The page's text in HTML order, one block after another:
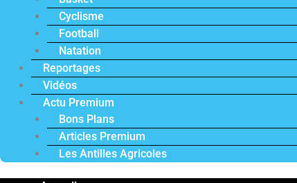
Cyclisme
Football
Natation
Reportages
Vidéos
Actu Premium
Bons Plans
Articles Premium
Les Antilles Agricoles